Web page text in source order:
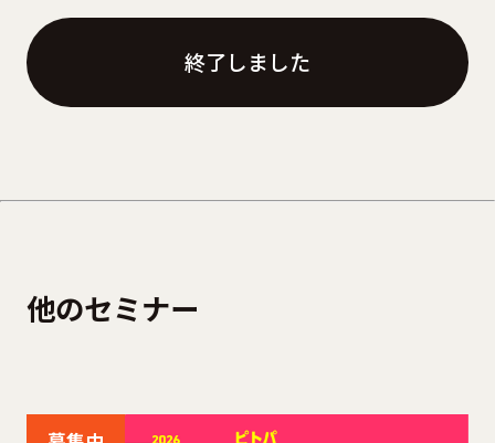
終了しました
他のセミナー